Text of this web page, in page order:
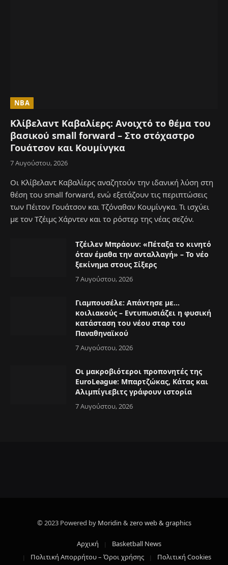
NBA
Κλίβελαντ Καβαλίερς: Ανοιχτό το θέμα του
βασικού small forward – Στο στόχαστρο
Γουάτσον και Κουμίνγκα
7 Αυγούστου, 2026
Οι Κλίβελαντ Καβαλίερς αναζητούν την ιδανική λύση στη
θέση του small forward, ενώ εξετάζουν τις περιπτώσεις
των Πέιτον Γουάτσον και Τζόναθαν Κουμίνγκα. Τι ισχύει
με τον Τζέιμς Χάρντεν και το ρόστερ της νέας σεζόν.
Τζέιλεν Μπράουν: «Πέταξα το κινητό
όταν έμαθα την ανταλλαγή» – Το νέο
ξεκίνημα στους Σίξερς
7 Αυγούστου, 2026
Γιαμπουσέλε: Απάντησε με…
κοιλιακούς – Εντυπωσιάζει η φυσική
κατάσταση του νέου σταρ του
Παναθηναϊκού
7 Αυγούστου, 2026
Οι μακροβιότεροι προπονητές της
EuroLeague: Μπαρτζώκας, Κάτας και
Αλιμπίγιεβιτς γράφουν ιστορία
7 Αυγούστου, 2026
© 2023 Powered by Moridin & zero web & graphics
Αρχική
Basketball News
Πολιτική Απορρήτου – Όροι χρήσης
Πολιτική Cookies